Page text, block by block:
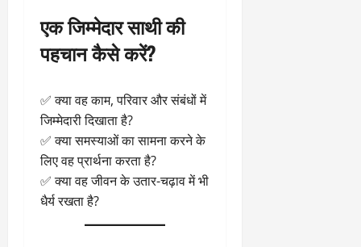
एक जिम्मेदार साथी की
पहचान कैसे करें?
✅ क्या वह काम, परिवार और संबंधों में
जिम्मेदारी दिखाता है?
✅ क्या समस्याओं का सामना करने के
लिए वह प्रार्थना करता है?
✅ क्या वह जीवन के उतार-चढ़ाव में भी
धैर्य रखता है?